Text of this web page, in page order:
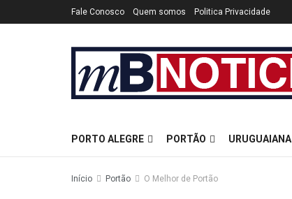
Fale Conosco Quem somos Politica Privacidade
PORTO ALEGRE PORTÃO URUGUAIANA
Início Portão O Melhor de Portão